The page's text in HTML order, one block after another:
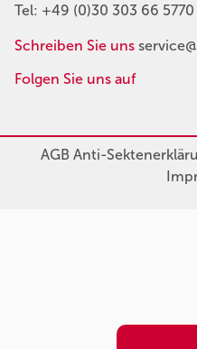
Tel: +49 (0)30 303 66 5770
Schreiben Sie uns
Folgen Sie uns auf
AGBAnti-